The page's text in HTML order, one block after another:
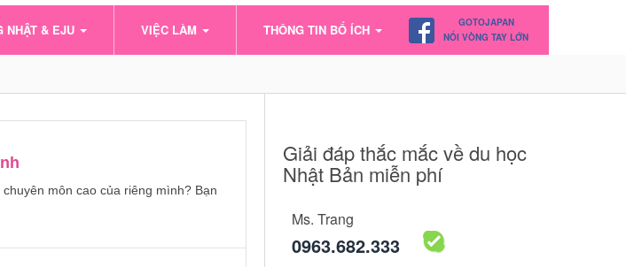
NHẬT & EJU VIỆC LÀM THÔNG TIN BỔ ÍCH
GOTOJAPAN
NỐI VÒNG TAY LỚN
môn cao của riêng mình? Bạn
Giải đáp thắc mắc về du học
Nhật Bản miễn phí
Ms. Trang
0963.682.333